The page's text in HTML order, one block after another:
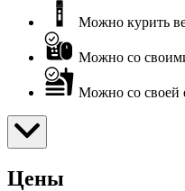
Можно курить
Можно со
Можно со своей
Цены